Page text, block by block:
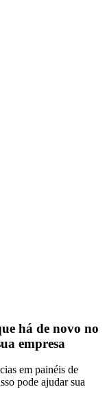
há de novo no
empresa
em painéis de
pode ajudar sua